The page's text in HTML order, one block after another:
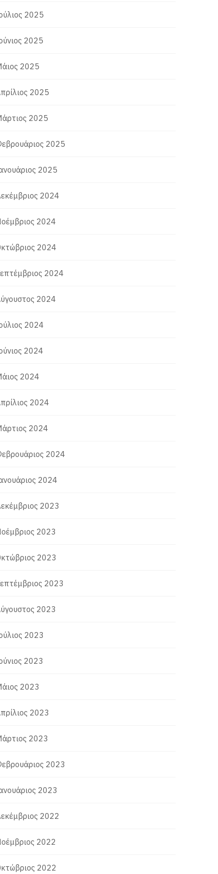
2025
2025
2025
2025
2025
2025
2025
2024
2024
2024
2024
2024
2024
2024
2024
2024
2024
2024
2024
2023
2023
2023
2023
2023
2023
2023
2023
2023
2023
2023
2023
2022
2022
2022